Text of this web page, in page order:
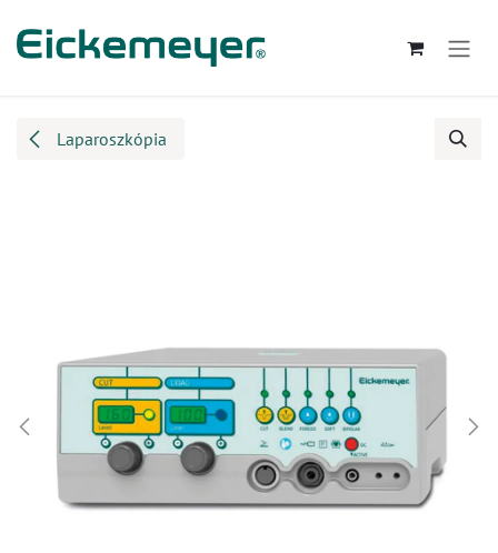
Laparoszkópia